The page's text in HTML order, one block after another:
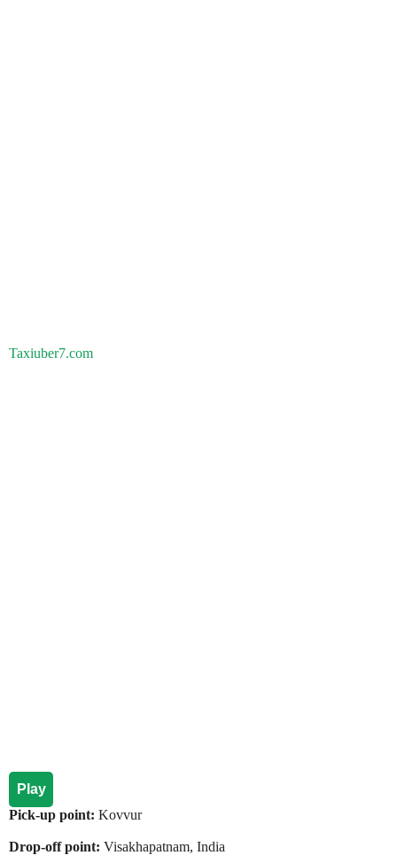
Taxiuber7.com
Play
Pick-up point: Kovvur
Drop-off point: Visakhapatnam, India